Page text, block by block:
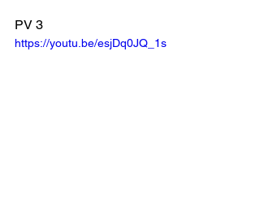
PV 3
https://youtu.be/esjDq0JQ_1s